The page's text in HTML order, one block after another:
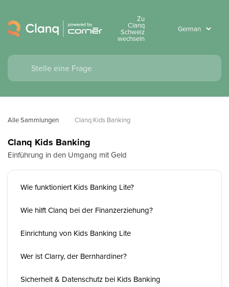
Zu
Clanq
Schweiz
wechseln
Alle Sammlungen Clanq Kids Banking
Clanq Kids Banking
Einführung in den Umgang mit Geld
Wie funktioniert Kids Banking Lite?
Wie hilft Clanq bei der Finanzerziehung?
Einrichtung von Kids Banking Lite
Wer ist Clarry, der Bernhardiner?
Sicherheit & Datenschutz bei Kids Banking